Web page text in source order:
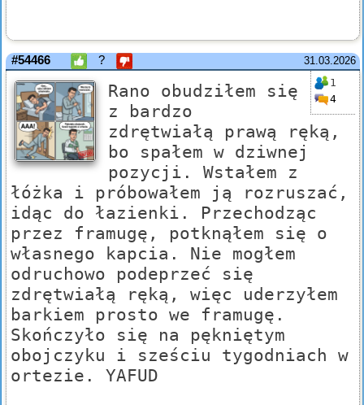
31.03.2026
#54466 ?
1
4
Rano obudziłem się
z bardzo
zdrętwiałą prawą ręką,
bo spałem w dziwnej
pozycji. Wstałem z
łóżka i próbowałem ją rozruszać,
idąc do łazienki. Przechodząc
przez framugę, potknąłem się o
własnego kapcia. Nie mogłem
odruchowo podeprzeć się
zdrętwiałą ręką, więc uderzyłem
barkiem prosto we framugę.
Skończyło się na pękniętym
obojczyku i sześciu tygodniach w
ortezie. YAFUD